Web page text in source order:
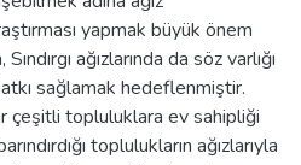
yapmak büyük önem
ağızlarında da söz varlığı
sağlamak hedeflenmiştir.
çeşitli topluluklara ev sahipliği
toplulukların ağızlarıyla